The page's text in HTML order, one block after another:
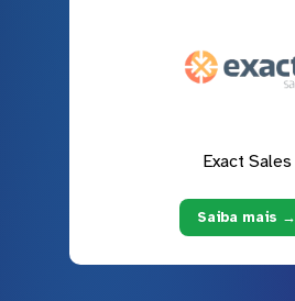
Exact Sales
Saiba mais →